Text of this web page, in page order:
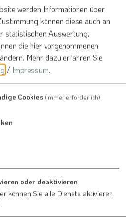
werden Informationen über
können diese auch an
statistischen Auswertung,
die hier vorgenommenen
Mehr dazu erfahren Sie
/ Impressum.
Cookies (immer erforderlich)
oder deaktivieren
können Sie alle Dienste aktivieren